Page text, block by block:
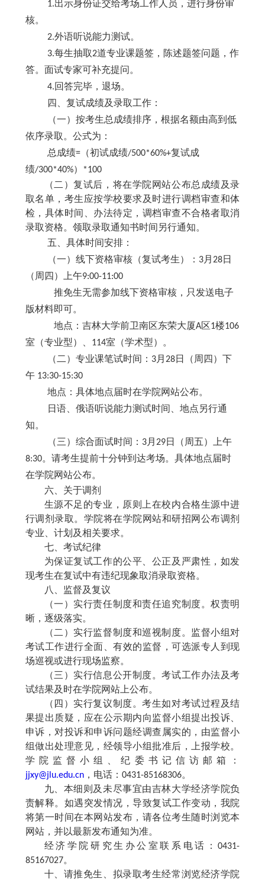
1.出示身份证交给考场工作人员，进行身份审
核。
2.外语听说能力测试。
3.每生抽取2道专业课题签，陈述题签问题，作
答。面试专家可补充提问。
4.回答完毕，退场。
四、复试成绩及录取工作：
（一）按考生总成绩排序，根据名额由高到低
依序录取。公式为：
总成绩=（初试成绩/500*60%+复试成
绩/300*40%）*100
（二）复试后，将在学院网站公布总成绩及录
取名单，考生应按学校要求及时进行调档审查和体
检，具体时间、办法待定，调档审查不合格者取消
录取资格。领取录取通知书时间另行通知。
五、具体时间安排：
（一）线下资格审核（复试考生）： 3月28日
（周四）上午9:00-11:00
推免生无需参加线下资格审核，只发送电子
版材料即可。
地点：吉林大学前卫南区东荣大厦A区1楼106
室（专业型）、 114室（学术型）。
（二）专业课笔试时间： 3月28日（周四）下
午 13:30-15:30
地点：具体地点届时在学院网站公布。
日语、俄语听说能力测试时间、地点另行通
知。
（三）综合面试时间： 3月29日（周五）上午
8:30。请考生提前十分钟到达考场。具体地点届时
在学院网站公布。
六、关于调剂
生源不足的专业，原则上在校内合格生源中进
行调剂录取。 学院将在学院网站和研招网公布调剂
专业、计划及相关要求。
七、考试纪律
为保证复试工作的公平、公正及严肃性，如发
现考生在复试中有违纪现象取消录取资格。
八、监督及复议
（一）实行责任制度和责任追究制度。权责明
晰，逐级落实。
（二）实行监督制度和巡视制度。监督小组对
考试工作进行全面、有效的监督，可选派专人到现
场巡视或进行现场监察。
（三）实行信息公开制度。考试工作办法及考
试结果及时在学院网站上公布。
（四）实行复议制度。考生如对考试过程及结
果提出质疑，应在公示期内向监督小组提出投诉、
申诉，对投诉和申诉问题经调查属实的，由监督小
组做出处理意见，经领导小组批准后，上报学校。
学院监督小组、纪委书记信访邮箱：
jjxy@jlu.edu.cn，电话： 0431-85168306。
九、本细则及未尽事宜由吉林大学经济学院负
责解释。如遇突发情况，导致复试工作变动，我院
将第一时间在本网站发布，请各位考生随时浏览本
网站，并以最新发布通知为准。
经济学院研究生办公室联系电话：0431-
85167027。
十、请推免生、拟录取考生经常浏览经济学院